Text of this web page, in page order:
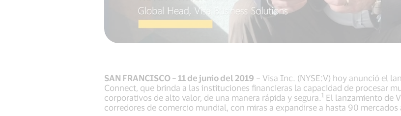
SAN FRANCISCO – 11 de junio del 2019 – Visa Inc. (NYSE:V) hoy anunció el
Connect, que brinda a las instituciones financieras la capacidad de procesar
corporativos de alto valor, de una manera rápida y segura. 1 El lanzamiento de
corredores de comercio mundial, con miras a expandirse a hasta 90 mercados